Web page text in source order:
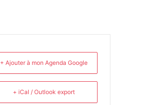
+ Ajouter à mon Agenda Google
+ iCal / Outlook export